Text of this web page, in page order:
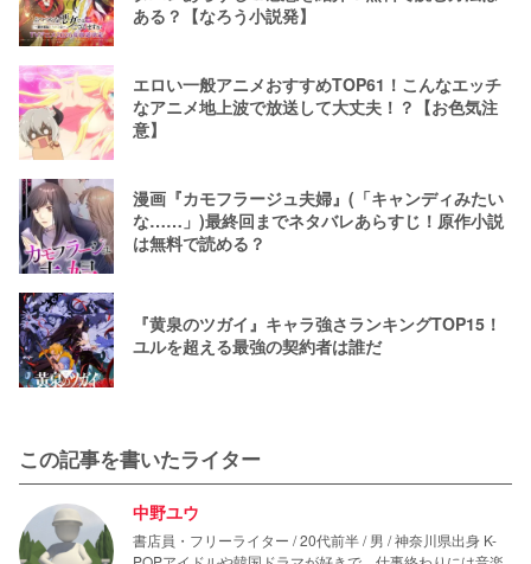
ある？【なろう小説発】
エロい一般アニメおすすめTOP61！こんなエッチ
なアニメ地上波で放送して大丈夫！？【お色気注
意】
漫画『カモフラージュ夫婦』(「キャンディみたい
な……」)最終回までネタバレあらすじ！原作小説
は無料で読める？
『黄泉のツガイ』キャラ強さランキングTOP15！
ユルを超える最強の契約者は誰だ
この記事を書いたライター
中野ユウ
書店員・フリーライター / 20代前半 / 男 / 神奈川県出身 K-